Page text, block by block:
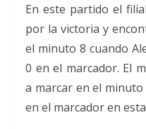
En este partido el
por la victoria y
el minuto 8 cuando
0 en el marcador. El
a marcar en el
en el marcador en